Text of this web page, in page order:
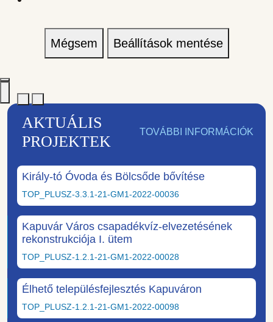
Mégsem Beállítások mentése
AKTUÁLIS
PROJEKTEK
TOVÁBBI INFORMÁCIÓK
Király-tó Óvoda és Bölcsőde bővítése
TOP_PLUSZ-3.3.1-21-GM1-2022-00036
Kapuvár Város csapadékvíz-elvezetésének
rekonstrukciója I. ütem
TOP_PLUSZ-1.2.1-21-GM1-2022-00028
Élhető településfejlesztés Kapuváron
TOP_PLUSZ-1.2.1-21-GM1-2022-00098